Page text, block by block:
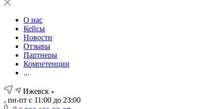
О нас
Кейсы
Новости
Отзывы
Партнеры
Компетенции
...
Ижевск
, пн-пт с 11:00 до 23:00